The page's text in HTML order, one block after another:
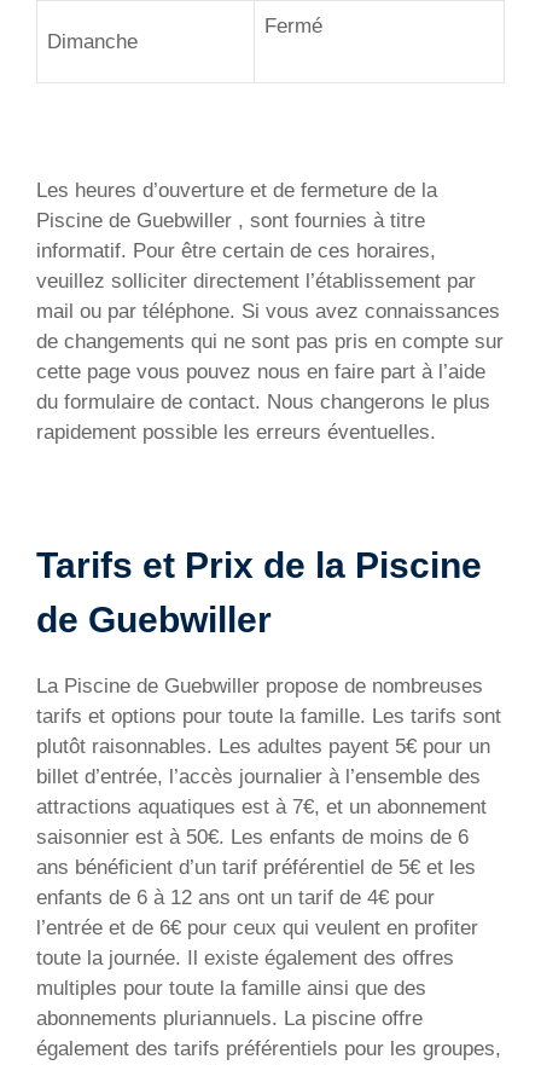
Dimanche
Fermé
Les heures d’ouverture et de fermeture de la
Piscine de Guebwiller , sont fournies à titre
informatif. Pour être certain de ces horaires,
veuillez solliciter directement l’établissement par
mail ou par téléphone. Si vous avez connaissances
de changements qui ne sont pas pris en compte sur
cette page vous pouvez nous en faire part à l’aide
du formulaire de contact. Nous changerons le plus
rapidement possible les erreurs éventuelles.
Tarifs et Prix de la Piscine
de Guebwiller
La Piscine de Guebwiller propose de nombreuses
tarifs et options pour toute la famille. Les tarifs sont
plutôt raisonnables. Les adultes payent 5€ pour un
billet d’entrée, l’accès journalier à l’ensemble des
attractions aquatiques est à 7€, et un abonnement
saisonnier est à 50€. Les enfants de moins de 6
ans bénéficient d’un tarif préférentiel de 5€ et les
enfants de 6 à 12 ans ont un tarif de 4€ pour
l’entrée et de 6€ pour ceux qui veulent en profiter
toute la journée. Il existe également des offres
multiples pour toute la famille ainsi que des
abonnements pluriannuels. La piscine offre
également des tarifs préférentiels pour les groupes,